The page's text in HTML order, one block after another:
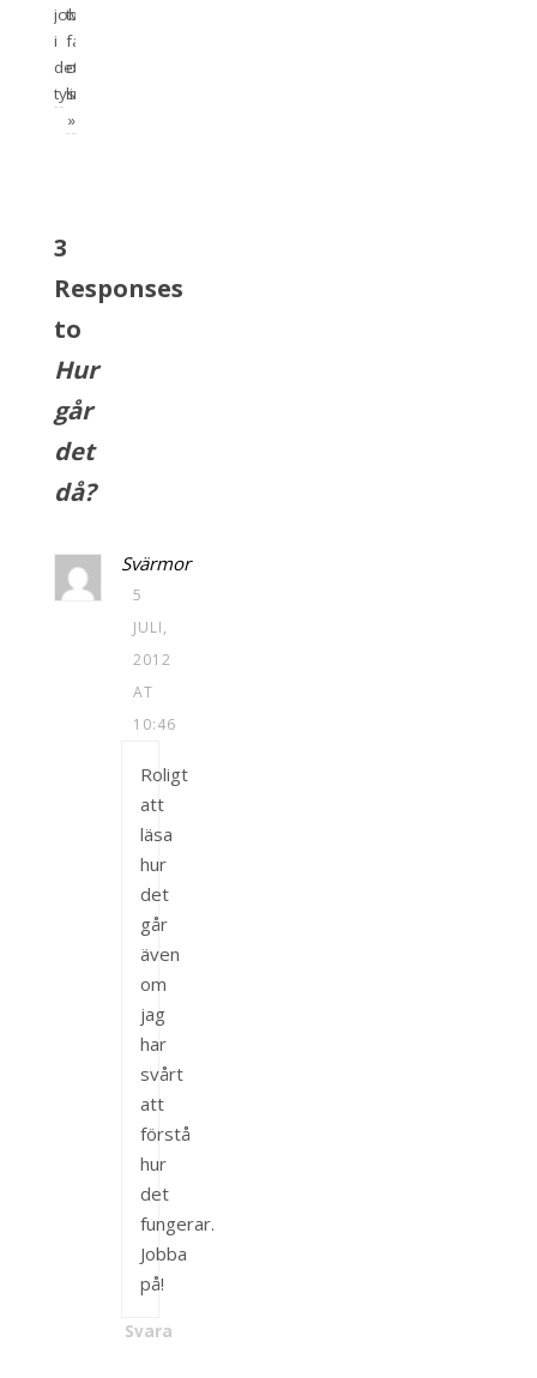
jobba
i
det
tysta
twitter,
facebook
och
linkedin
»
3
Responses
to
Hur
går
det
då?
Svärmor
5
JULI,
2012
AT
10:46
Roligt
att
läsa
hur
det
går
även
om
jag
har
svårt
att
förstå
hur
det
fungerar.
Jobba
på!
Svara